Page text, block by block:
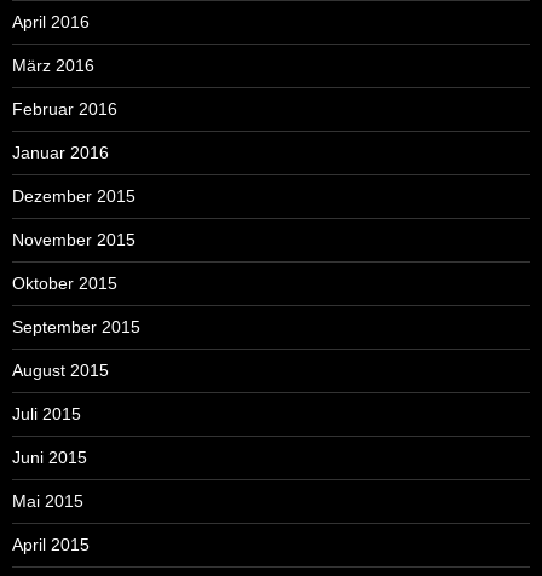
April 2016
März 2016
Februar 2016
Januar 2016
Dezember 2015
November 2015
Oktober 2015
September 2015
August 2015
Juli 2015
Juni 2015
Mai 2015
April 2015